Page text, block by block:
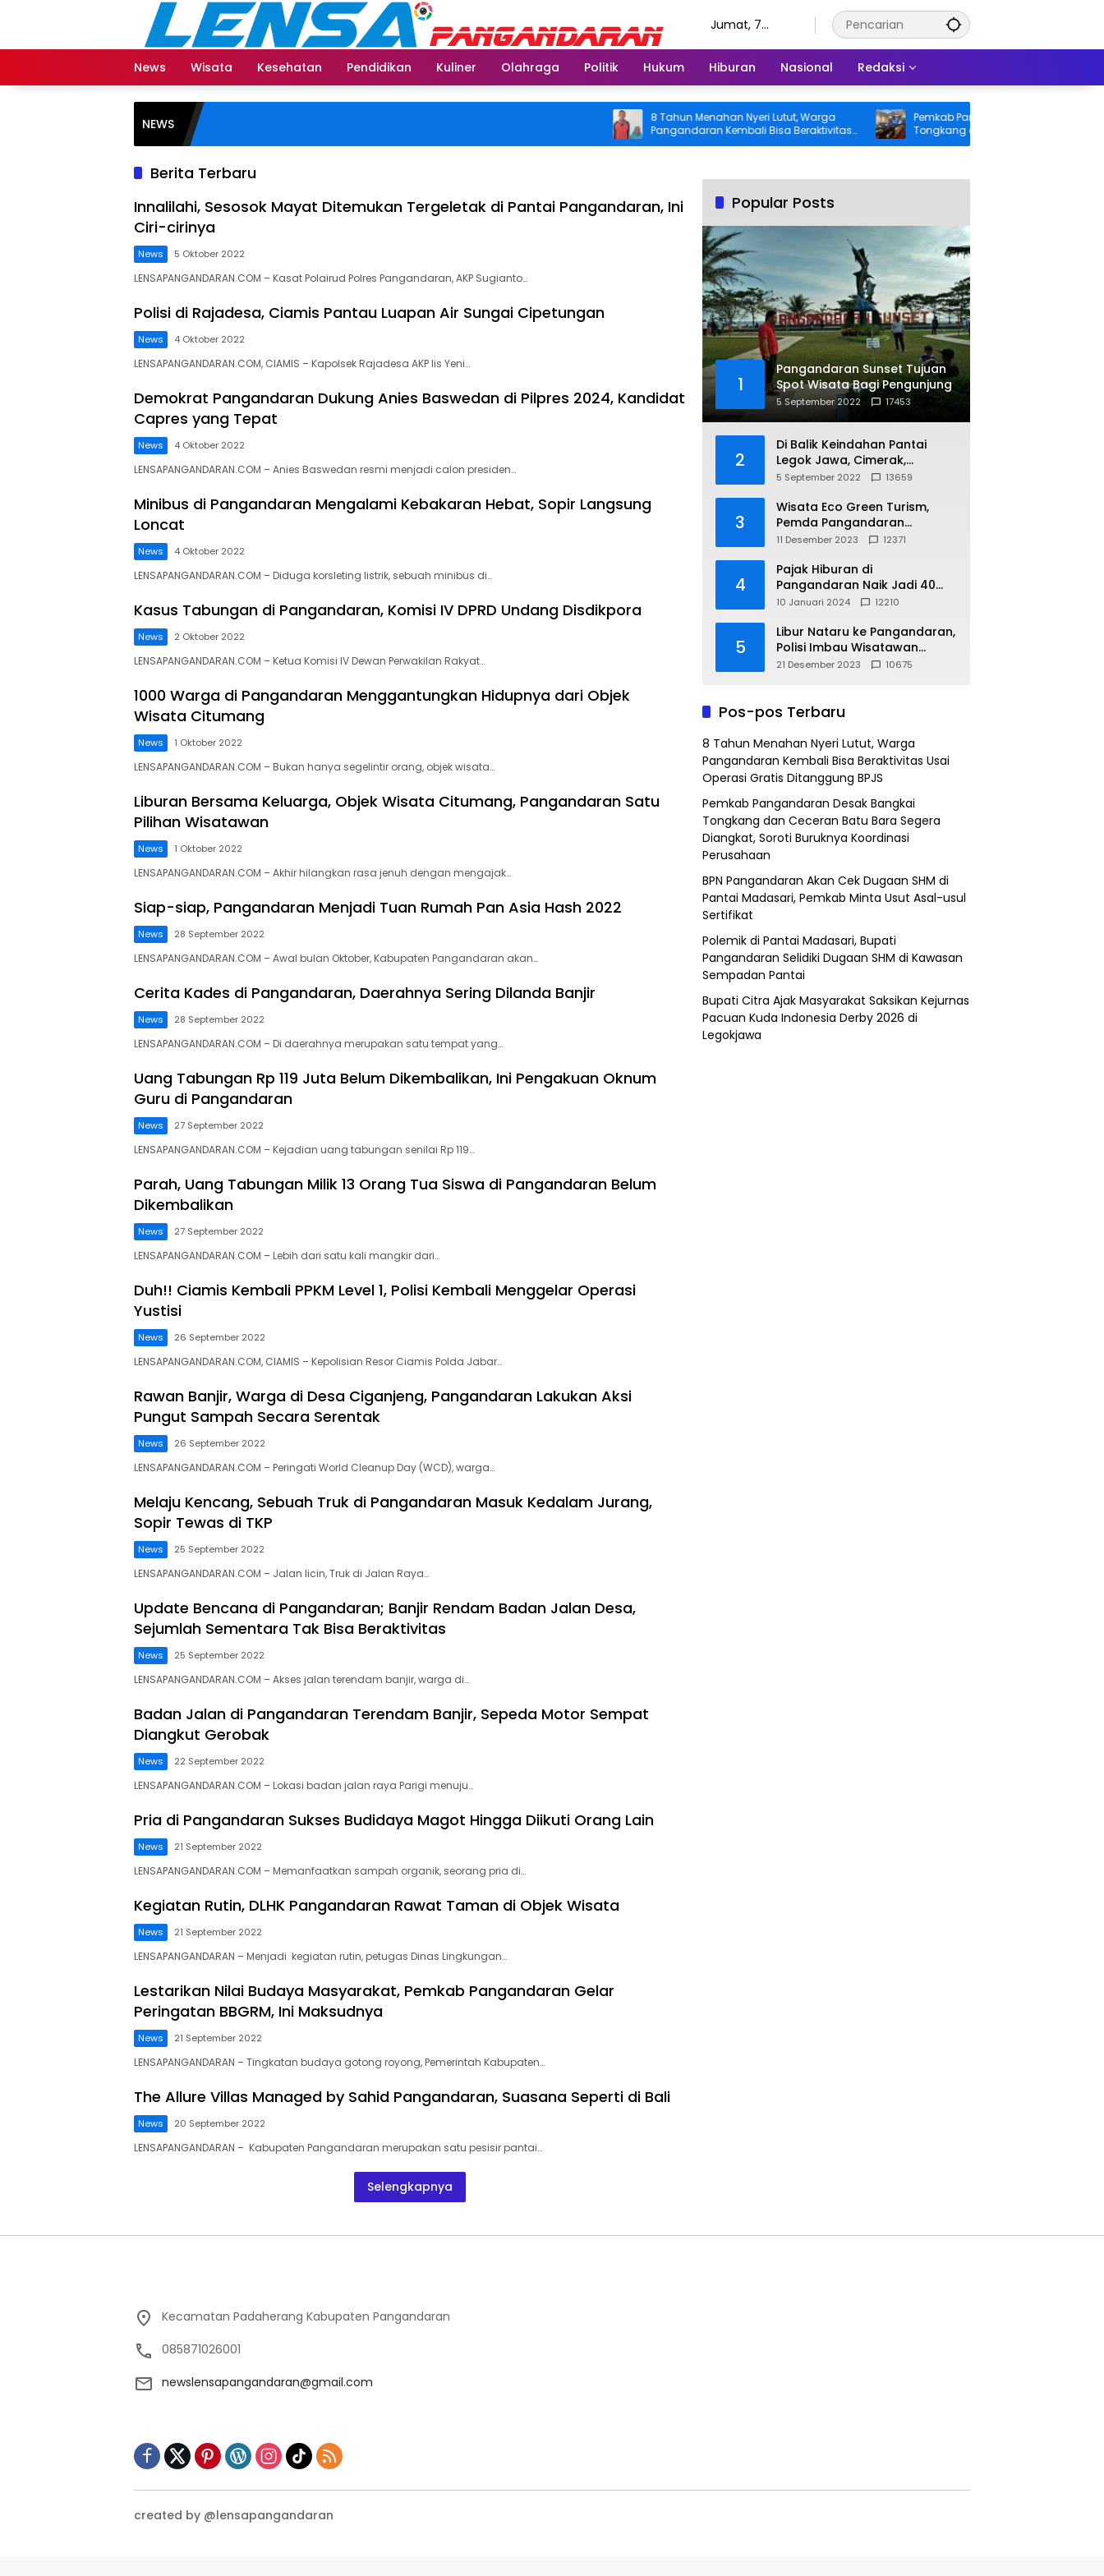
Jumat, 7
News
Wisata Kesehatan Pendidikan Kuliner Olahraga Politik Hukum Hiburan Nasional Redaksi
NEWS
8 Tahun Menahan Nyeri Lutut, Warga
Pangandaran Kembali Bisa Beraktivitas
Usai Operasi Gratis Ditanggung BPJS
Pemkab Pangandaran Desak Bangkai
Tongkang dan Ceceran Batu Bara
Segera Diangkat, Soroti Buruknya
Berita Terbaru
Innalilahi, Sesosok Mayat Ditemukan Tergeletak di Pantai Pangandaran, Ini
Ciri-cirinya
News 5 Oktober 2022
LENSAPANGANDARAN.COM – Kasat Polairud Polres Pangandaran, AKP Sugianto…
Polisi di Rajadesa, Ciamis Pantau Luapan Air Sungai Cipetungan
News 4 Oktober 2022
LENSAPANGANDARAN.COM, CIAMIS – Kapolsek Rajadesa AKP Iis Yeni…
Demokrat Pangandaran Dukung Anies Baswedan di Pilpres 2024, Kandidat
Capres yang Tepat
News 4 Oktober 2022
LENSAPANGANDARAN.COM – Anies Baswedan resmi menjadi calon presiden…
lensapangandaran
Minibus di Pangandaran Mengalami Kebakaran Hebat, Sopir Langsung
Loncat
News 4 Oktober 2022
LENSAPANGANDARAN.COM – Diduga korsleting listrik, sebuah minibus di…
Kasus Tabungan di Pangandaran, Komisi IV DPRD Undang Disdikpora
News 2 Oktober 2022
LENSAPANGANDARAN.COM – Ketua Komisi IV Dewan Perwakilan Rakyat…
1000 Warga di Pangandaran Menggantungkan Hidupnya dari Objek
Wisata Citumang
News 1 Oktober 2022
LENSAPANGANDARAN.COM – Bukan hanya segelintir orang, objek wisata…
Liburan Bersama Keluarga, Objek Wisata Citumang, Pangandaran Satu
Pilihan Wisatawan
News 1 Oktober 2022
LENSAPANGANDARAN.COM – Akhir hilangkan rasa jenuh dengan mengajak…
Siap-siap, Pangandaran Menjadi Tuan Rumah Pan Asia Hash 2022
News 28 September 2022
LENSAPANGANDARAN.COM – Awal bulan Oktober, Kabupaten Pangandaran akan…
Cerita Kades di Pangandaran, Daerahnya Sering Dilanda Banjir
News 28 September 2022
LENSAPANGANDARAN.COM – Di daerahnya merupakan satu tempat yang…
Uang Tabungan Rp 119 Juta Belum Dikembalikan, Ini Pengakuan Oknum
Guru di Pangandaran
News 27 September 2022
LENSAPANGANDARAN.COM – Kejadian uang tabungan senilai Rp 119…
Parah, Uang Tabungan Milik 13 Orang Tua Siswa di Pangandaran Belum
Dikembalikan
News 27 September 2022
LENSAPANGANDARAN.COM – Lebih dari satu kali mangkir dari…
Duh!! Ciamis Kembali PPKM Level 1, Polisi Kembali Menggelar Operasi
Yustisi
News 26 September 2022
LENSAPANGANDARAN.COM, CIAMIS – Kepolisian Resor Ciamis Polda Jabar…
Rawan Banjir, Warga di Desa Ciganjeng, Pangandaran Lakukan Aksi
Pungut Sampah Secara Serentak
News 26 September 2022
LENSAPANGANDARAN.COM – Peringati World Cleanup Day (WCD), warga…
Melaju Kencang, Sebuah Truk di Pangandaran Masuk Kedalam Jurang,
Sopir Tewas di TKP
News 25 September 2022
LENSAPANGANDARAN.COM – Jalan licin, Truk di Jalan Raya…
Update Bencana di Pangandaran; Banjir Rendam Badan Jalan Desa,
Sejumlah Sementara Tak Bisa Beraktivitas
News 25 September 2022
LENSAPANGANDARAN.COM – Akses jalan terendam banjir, warga di…
Badan Jalan di Pangandaran Terendam Banjir, Sepeda Motor Sempat
Diangkut Gerobak
News 22 September 2022
LENSAPANGANDARAN.COM – Lokasi badan jalan raya Parigi menuju…
Pria di Pangandaran Sukses Budidaya Magot Hingga Diikuti Orang Lain
News 21 September 2022
LENSAPANGANDARAN.COM – Memanfaatkan sampah organik, seorang pria di…
Kegiatan Rutin, DLHK Pangandaran Rawat Taman di Objek Wisata
News 21 September 2022
LENSAPANGANDARAN – Menjadi kegiatan rutin, petugas Dinas Lingkungan…
Lestarikan Nilai Budaya Masyarakat, Pemkab Pangandaran Gelar
Peringatan BBGRM, Ini Maksudnya
News 21 September 2022
LENSAPANGANDARAN – Tingkatan budaya gotong royong, Pemerintah Kabupaten…
The Allure Villas Managed by Sahid Pangandaran, Suasana Seperti di Bali
News 20 September 2022
LENSAPANGANDARAN – Kabupaten Pangandaran merupakan satu pesisir pantai…
Selengkapnya
Popular Posts
1
Pangandaran Sunset Tujuan
Spot Wisata Bagi Pengunjung
5 September 2022 17453
2
Di Balik Keindahan Pantai
Legok Jawa, Cimerak,
Pangandaran
5 September 2022 13659
3
Wisata Eco Green Turism,
Pemda Pangandaran
Gandeng PLN
11 Desember 2023 12371
4
Pajak Hiburan di
Pangandaran Naik Jadi 40
Persen
10 Januari 2024 12210
5
Libur Nataru ke Pangandaran,
Polisi Imbau Wisatawan
Gunakan Jalur Arteri
21 Desember 2023 10675
Pos-pos Terbaru
8 Tahun Menahan Nyeri Lutut, Warga
Pangandaran Kembali Bisa Beraktivitas Usai
Operasi Gratis Ditanggung BPJS
Pemkab Pangandaran Desak Bangkai
Tongkang dan Ceceran Batu Bara Segera
Diangkat, Soroti Buruknya Koordinasi
Perusahaan
BPN Pangandaran Akan Cek Dugaan SHM di
Pantai Madasari, Pemkab Minta Usut Asal-usul
Sertifikat
Polemik di Pantai Madasari, Bupati
Pangandaran Selidiki Dugaan SHM di Kawasan
Sempadan Pantai
Bupati Citra Ajak Masyarakat Saksikan Kejurnas
Pacuan Kuda Indonesia Derby 2026 di
Legokjawa
Kecamatan Padaherang Kabupaten Pangandaran
085871026001
newslensapangandaran@gmail.com
created by @lensapangandaran